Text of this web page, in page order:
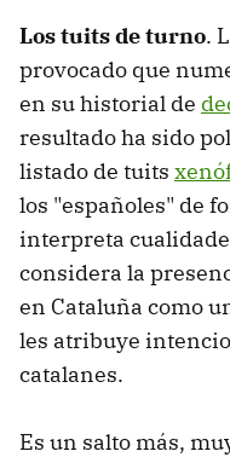
Los tuits de turno.
provocado que
en su historial de
resultado ha sido
listado de tuits
los "españoles" de
interpreta
considera la
en Cataluña como
les atribuye
catalanes.
Es un salto más,